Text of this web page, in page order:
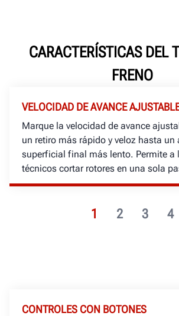
CARACTERÍSTICAS DEL
FRENO
1 2 3 4
VELOCIDAD DE AVANCE
Marque la velocidad de avance
un retiro más rápido y veloz hasta un
superficial final más lento. Permite a
técnicos cortar rotores en una sola
CONTROLES CON BOTONES